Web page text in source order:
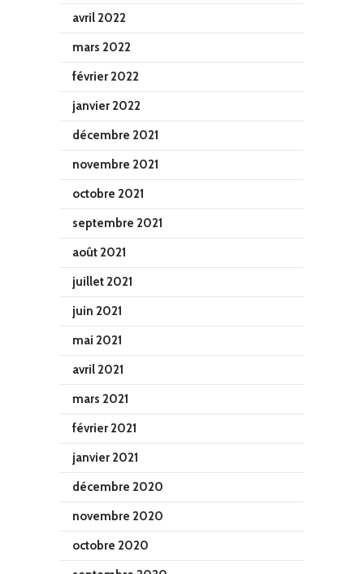
avril 2022
mars 2022
février 2022
janvier 2022
décembre 2021
novembre 2021
octobre 2021
septembre 2021
août 2021
juillet 2021
juin 2021
mai 2021
avril 2021
mars 2021
février 2021
janvier 2021
décembre 2020
novembre 2020
octobre 2020